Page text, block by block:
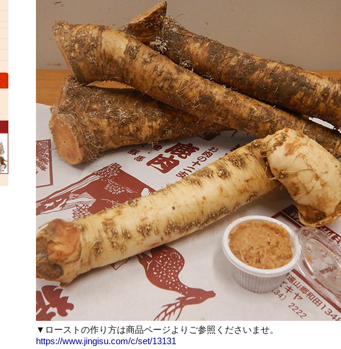
▼ローストの作り方は商品ページよりご参照くださいませ。
https://www.jingisu.com/c/set/13131